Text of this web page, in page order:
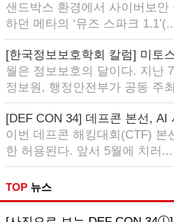
샌드박스 환경에서 사이버보
하던 메타의 ‘뮤즈 스파크
[한국정보보호학회 칼럼] 미토
월은 정보보호의 달이다. 지난
정보원, 행정안전부가 공동 주
[DEF CON 34] 데프콘 본선, AI
이번 데프콘 해킹대회(CTF) 본
한 허용된다. 앞서 5월에 치러...
TOP 뉴스